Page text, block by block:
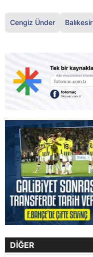
Cengiz Ünder Balıkesir
DİĞER